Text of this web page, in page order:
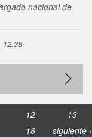
nacional de
12:38
12
13
18
siguiente ›